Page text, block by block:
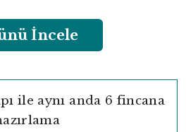
İncele
ile aynı anda 6 fincana